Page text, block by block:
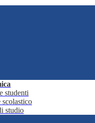
studenti
scolastico
studio